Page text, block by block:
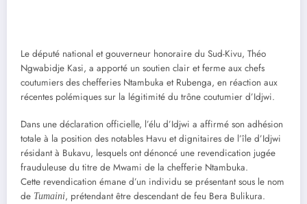
Le député national et gouverneur honoraire du Sud-Kivu, Théo
Ngwabidje Kasi, a apporté un soutien clair et ferme aux chefs
coutumiers des chefferies Ntambuka et Rubenga, en réaction aux
récentes polémiques sur la légitimité du trône coutumier d’Idjwi.
Dans une déclaration officielle, l’élu d’Idjwi a affirmé son adhésion
totale à la position des notables Havu et dignitaires de l’île d’Idjwi
résidant à Bukavu, lesquels ont dénoncé une revendication jugée
frauduleuse du titre de Mwami de la chefferie Ntambuka.
Cette revendication émane d’un individu se présentant sous le nom
de Tumaini, prétendant être descendant de feu Bera Bulikura.